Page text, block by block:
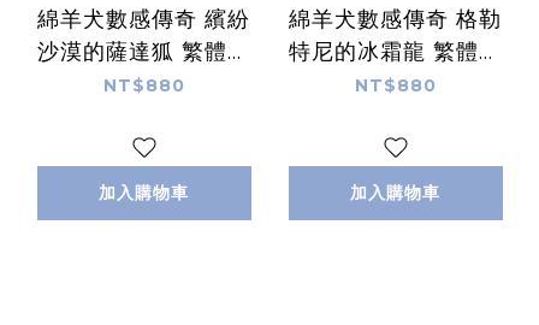
綿羊犬數感傳奇 繽紛
沙漠的薩達狐 繁體中
文版
NT$880
加入購物車
綿羊犬數感傳奇 格勒
特尼的冰霜龍 繁體中
文版
NT$880
加入購物車